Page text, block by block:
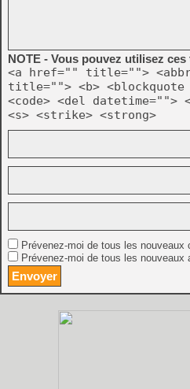
NOTE - Vous pouvez utilisez
<a href="" title="">
title=""> <b>
<code> <del datetime="">
<s> <strike> <strong>
Prévenez-moi de tous les nouveaux
Prévenez-moi de tous les nouveaux